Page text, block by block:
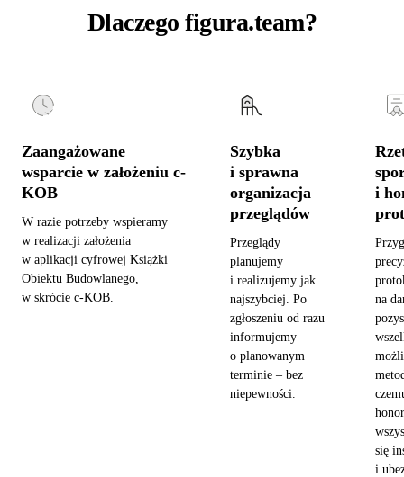
Dlaczego figura.team?
Zaangażowane
wsparcie w założeniu c-
KOB
W razie potrzeby wspieramy
w realizacji założenia
w aplikacji cyfrowej Książki
Obiektu Budowlanego,
w skrócie c-KOB.
Szybka
i sprawna
organizacja
przeglądów
Przeglądy
planujemy
i realizujemy jak
najszybciej. Po
zgłoszeniu od razu
informujemy
o planowanym
terminie – bez
niepewności.
i
na
się
i